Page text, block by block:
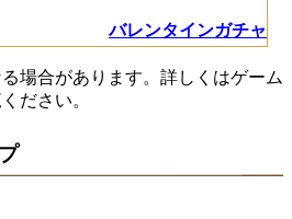
バレンタインガチャ
場合があります。詳しくはゲーム
ださい。